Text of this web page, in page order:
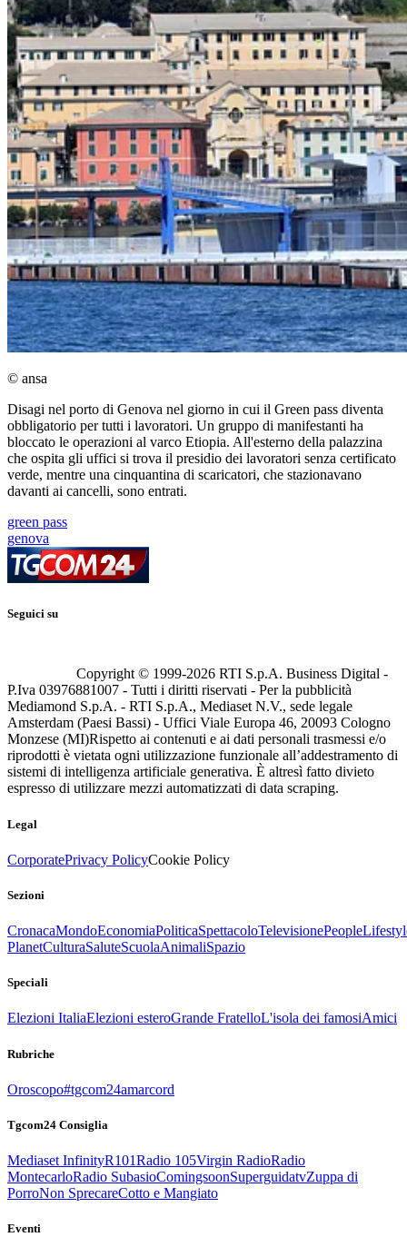
© ansa
Disagi nel porto di Genova nel giorno in cui il Green pass diventa
obbligatorio per tutti i lavoratori. Un gruppo di manifestanti ha
bloccato le operazioni al varco Etiopia. All'esterno della palazzina
che ospita gli uffici si trova il presidio dei lavoratori senza certificato
verde, mentre una cinquantina di scaricatori, che stazionavano
davanti ai cancelli, sono entrati.
green pass
genova
Seguici su
Copyright © 1999-2026 RTI S.p.A. Business Digital -
P.Iva 03976881007 - Tutti i diritti riservati - Per la pubblicità
Mediamond S.p.A. - RTI S.p.A., Mediaset N.V., sede legale
Amsterdam (Paesi Bassi) - Uffici Viale Europa 46, 20093 Cologno
Monzese (MI)Rispetto ai contenuti e ai dati personali trasmessi e/o
riprodotti è vietata ogni utilizzazione funzionale all’addestramento di
sistemi di intelligenza artificiale generativa. È altresì fatto divieto
espresso di utilizzare mezzi automatizzati di data scraping.
Legal
CorporatePrivacy PolicyCookie Policy
Sezioni
CronacaMondoEconomiaPoliticaSpettacoloTelevisionePeople
PlanetCulturaSaluteScuolaAnimaliSpazio
Speciali
Elezioni ItaliaElezioni esteroGrande FratelloL'isola dei famosiAmici
Rubriche
Oroscopo#tgcom24amarcord
Tgcom24 Consiglia
Mediaset InfinityR101Radio 105Virgin RadioRadio
MontecarloRadio SubasioComingsoonSuperguidatvZuppa di
PorroNon SprecareCotto e Mangiato
Eventi